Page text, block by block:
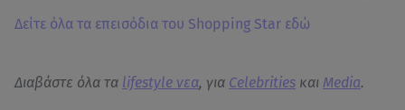
Δείτε όλα τα επεισόδια του Shopping Star εδώ
Διαβάστε όλα τα lifestyle νεα, για Celebrities και Media.